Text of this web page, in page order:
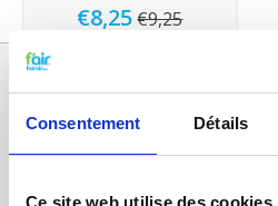
Consentement Détails
Ce site web utilise des cookies.
€8,25 €9,25